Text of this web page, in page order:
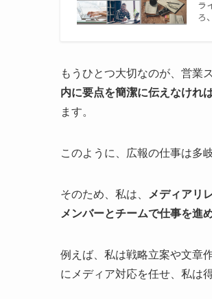
ラ
ろ
もうひとつ大切なのが、営業
内に要点を簡潔に伝えなけれ
ます。
このように、広報の仕事は多
そのため、私は、 メディアリ
メンバーとチームで仕事を進
例えば、私は戦略立案や文章
にメディア対応を任せ、私は